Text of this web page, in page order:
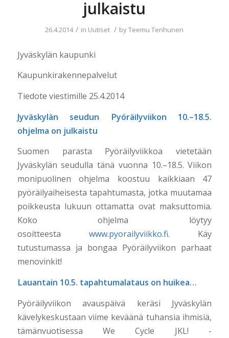
julkaistu
26.4.2014 / in Uutiset / byTeemu Tenhunen
Jyväskylän kaupunki
Kaupunkirakennepalvelut
Tiedote viestimille 25.4.2014
Jyväskylän seudun Pyöräilyviikon 10.–18.5.
ohjelma on julkaistu
Suomen parasta Pyöräilyviikkoa vietetään
Jyväskylän seudulla tänä vuonna 10.–18.5. Viikon
monipuolinen ohjelma koostuu kaikkiaan 47
pyöräilyaiheisesta tapahtumasta, jotka muutamaa
poikkeusta lukuun ottamatta ovat maksuttomia.
Koko ohjelma löytyy
osoitteesta www.pyorailyviikko.fi. Käy
tutustumassa ja bongaa Pyöräilyviikon parhaat
menovinkit!
Lauantain 10.5. tapahtumalataus on huikea…
Pyöräilyviikon avauspäivä keräsi Jyväskylän
kävelykeskustaan viime keväänä tuhansia ihmisiä,
tämänvuotisessa We Cycle JKL! -